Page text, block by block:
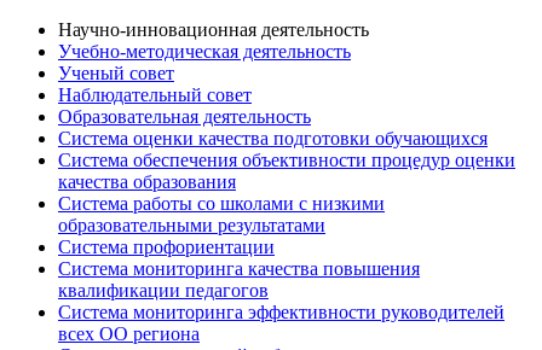
Научно-инновационная деятельность
Учебно-методическая деятельность
Ученый совет
Наблюдательный совет
Образовательная деятельность
Система оценки качества подготовки обучающихся
Система обеспечения объективности процедур оценки
качества образования
Система работы со школами с низкими
образовательными результатами
Система профориентации
Система мониторинга качества повышения
квалификации педагогов
Система мониторинга эффективности руководителей
всех ОО региона